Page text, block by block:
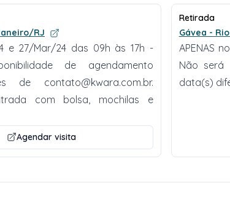
RJ
e 27/Mar/24 das 09h às 17h -
de agendamento
de contato@kwara.com.br.
com bolsa, mochilas e
Agendar visita
Retirada
Gávea -
APENAS
Não será
data(s)